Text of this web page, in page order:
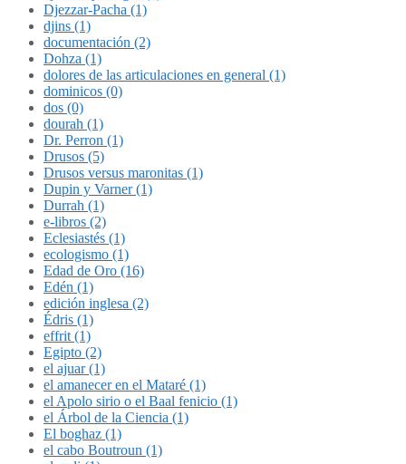
Djezzar-Pacha (1)
djins (1)
documentación (2)
Dohza (1)
dolores de las articulaciones en general (1)
dominicos (0)
dos (0)
dourah (1)
Dr. Perron (1)
Drusos (5)
Drusos versus maronitas (1)
Dupin y Varner (1)
Durrah (1)
e-libros (2)
Eclesiastés (1)
ecologismo (1)
Edad de Oro (16)
Edén (1)
edición inglesa (2)
Édris (1)
effrit (1)
Egipto (2)
el ajuar (1)
el amanecer en el Mataré (1)
el Apolo sirio o el Baal fenicio (1)
el Árbol de la Ciencia (1)
El boghaz (1)
el cabo Boutroun (1)